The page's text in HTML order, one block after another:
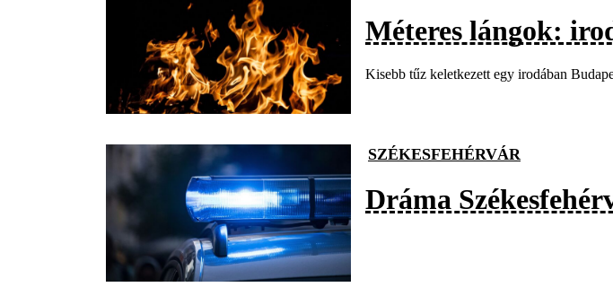
Méteres lángok:
Kisebb tűz keletkezett egy irodában
SZÉKESFEHÉRVÁR
Dráma